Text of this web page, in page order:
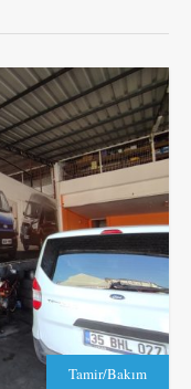
Tamir/Bakım